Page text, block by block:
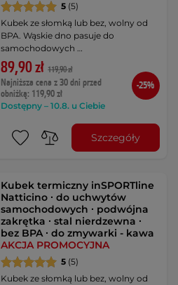
5 (5)
Kubek ze słomką lub bez, wolny od
BPA. Wąskie dno pasuje do
samochodowych …
89,90 zł 119,90 zł
Najniższa cena z 30 dni przed
obniżką: 119,90 zł
Dostępny – 10.8. u Ciebie
-25%
Szczegóły
Kubek termiczny inSPORTline
Natticino ∙ do uchwytów
samochodowych ∙ podwójna
zakrętka ∙ stal nierdzewna ∙
bez BPA ∙ do zmywarki - kawa
AKCJA PROMOCYJNA
5 (5)
Kubek ze słomką lub bez, wolny od